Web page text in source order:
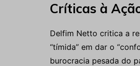
Críticas à
Delfim Netto critica a
“tímida” em dar o
burocracia pesada do